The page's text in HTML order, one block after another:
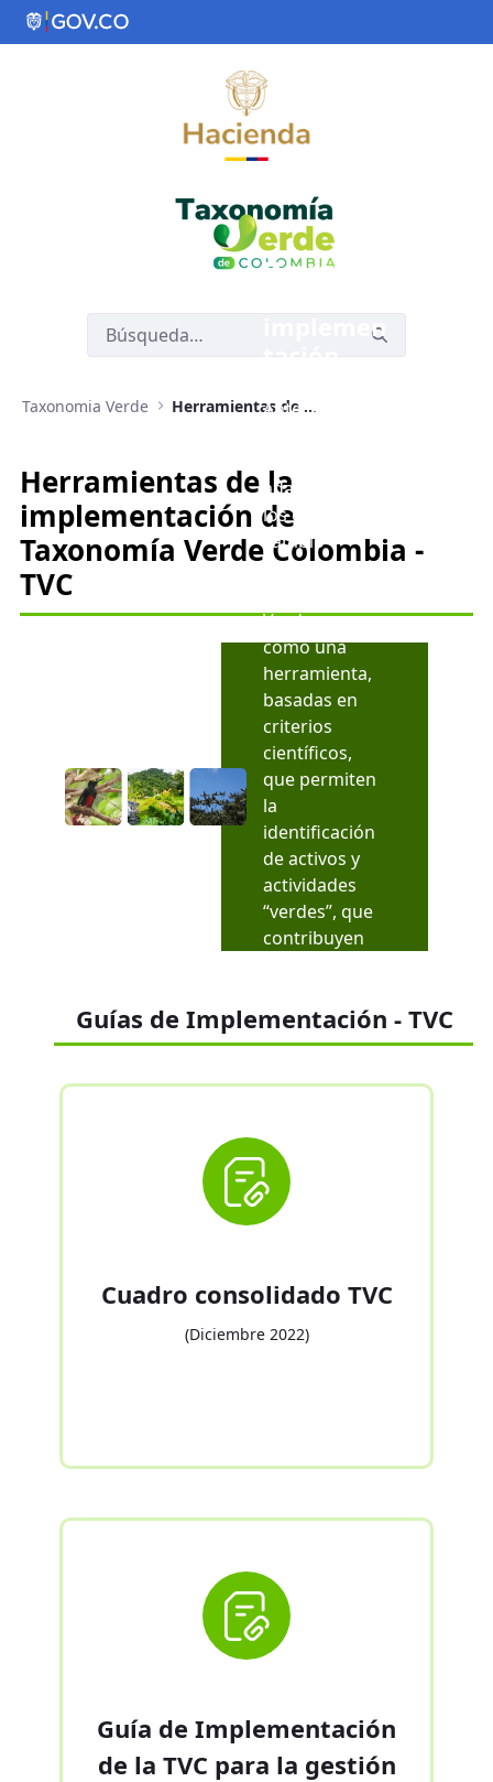
Saltar al contenido principal
Taxonomia Verde Herramientas de Implementación de Taxonomía Verde
Herramientas de la
implementación de
Taxonomía Verde Colombia -
TVC
Herramie
implemen
tación
Ante la
adaptarnos a
los efectos del
cambio
climático, las
Verdes surgen
como una
herramienta,
basadas en
criterios
científicos,
que permiten
la
identificación
de activos y
actividades
“verdes”, que
contribuyen
consecución
de las
climáticas
trazadas
globalmente;
evitando así el
“Greenwashin
g”.
Guías de Implementación - TVC
Cuadro consolidado TVC
(Diciembre 2022)
Guía de Implementación
de la TVC para la gestión